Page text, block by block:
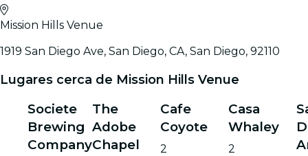
Mission Hills Venue
1919 San Diego Ave, San Diego, CA, San Diego, 92110
Lugares cerca de Mission Hills Venue
Societe
Brewing
Company
The
Adobe
Chapel
Cafe
Coyote
2
Casa
Whaley
2